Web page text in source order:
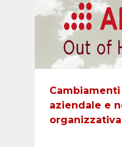
aziendale e
organizzativa